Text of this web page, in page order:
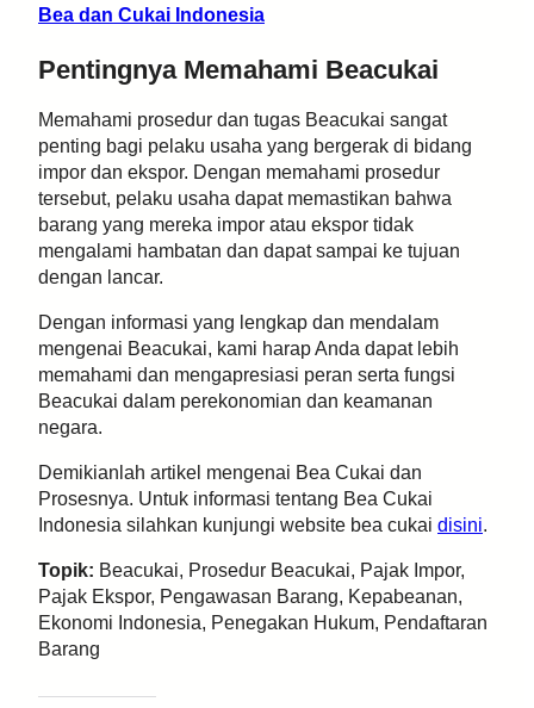
Bea dan Cukai Indonesia
Pentingnya Memahami Beacukai
Memahami prosedur dan tugas Beacukai sangat
penting bagi pelaku usaha yang bergerak di bidang
impor dan ekspor. Dengan memahami prosedur
tersebut, pelaku usaha dapat memastikan bahwa
barang yang mereka impor atau ekspor tidak
mengalami hambatan dan dapat sampai ke tujuan
dengan lancar.
Dengan informasi yang lengkap dan mendalam
mengenai Beacukai, kami harap Anda dapat lebih
memahami dan mengapresiasi peran serta fungsi
Beacukai dalam perekonomian dan keamanan
negara.
Demikianlah artikel mengenai Bea Cukai dan
Prosesnya. Untuk informasi tentang Bea Cukai
Indonesia silahkan kunjungi website bea cukai disini.
Topik: Beacukai, Prosedur Beacukai, Pajak Impor,
Pajak Ekspor, Pengawasan Barang, Kepabeanan,
Ekonomi Indonesia, Penegakan Hukum, Pendaftaran
Barang